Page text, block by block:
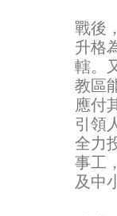
戰後
升格
轄。
教區
應付
引領
全力
事工
及中